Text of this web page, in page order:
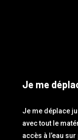
Je me
Je me déplace
avec tout le
accès à l’eau